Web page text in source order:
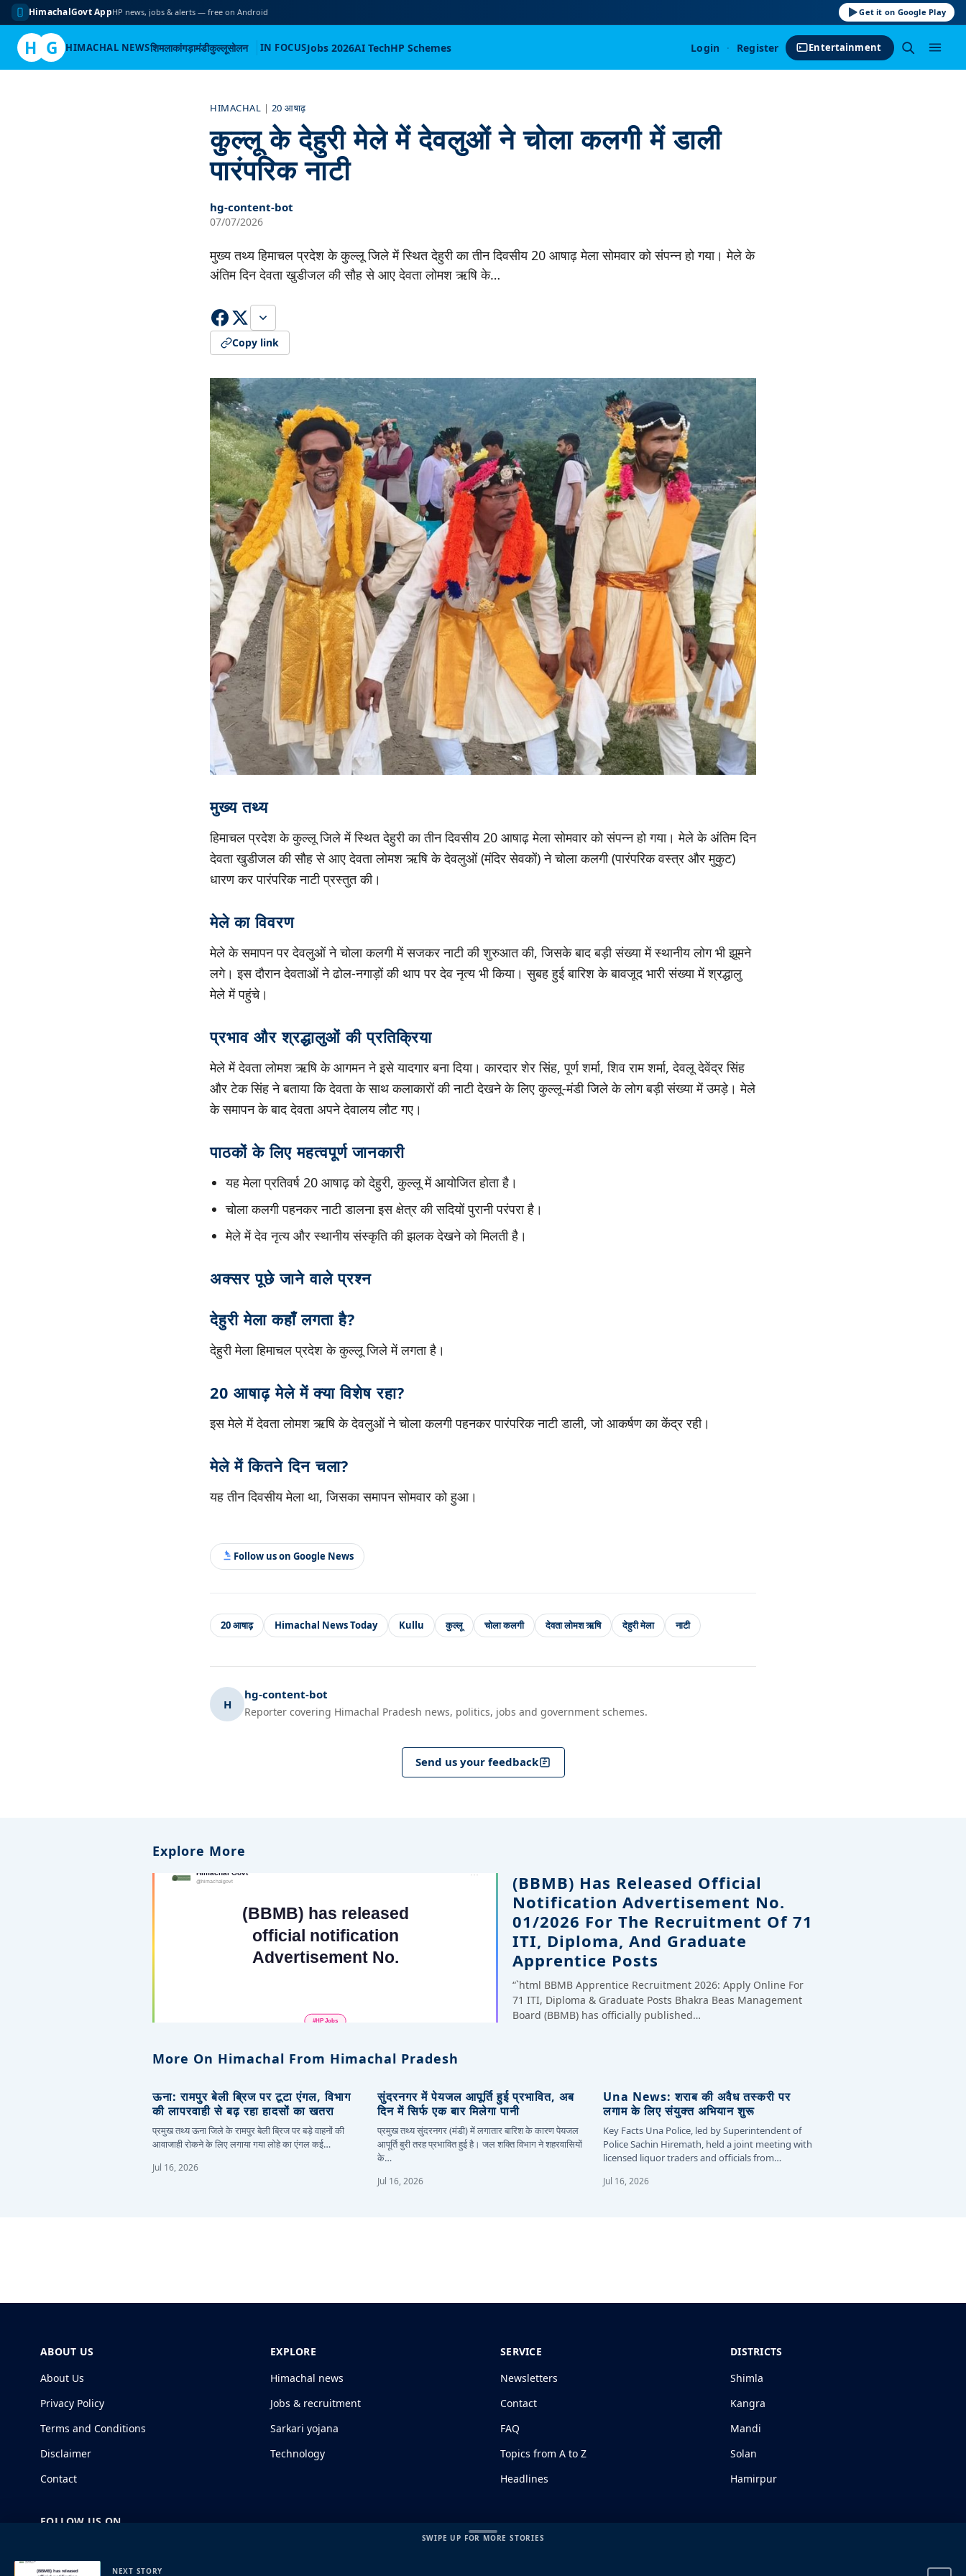
HimachalGovt AppHP news, jobs & alerts — free on Android Get it on Google Play
H G HIMACHAL NEWSशिमलाकांगड़ामंडीकुल्लूसोलन IN FOCUSJobs 2026AI TechHP Schemes Login · Register Entertainment
HIMACHAL | 20 आषाढ़
कुल्लू के देहुरी मेले में देवलुओं ने चोला कलगी में डाली
पारंपरिक नाटी
hg-content-bot
07/07/2026
मुख्य तथ्य हिमाचल प्रदेश के कुल्लू जिले में स्थित देहुरी का तीन दिवसीय 20 आषाढ़ मेला सोमवार को संपन्न हो गया। मेले के
अंतिम दिन देवता खुडीजल की सौह से आए देवता लोमश ऋषि के…
Copy link
मुख्य तथ्य
हिमाचल प्रदेश के कुल्लू जिले में स्थित देहुरी का तीन दिवसीय 20 आषाढ़ मेला सोमवार को संपन्न हो गया। मेले के अंतिम दिन
देवता खुडीजल की सौह से आए देवता लोमश ऋषि के देवलुओं (मंदिर सेवकों) ने चोला कलगी (पारंपरिक वस्त्र और मुकुट)
धारण कर पारंपरिक नाटी प्रस्तुत की।
मेले का विवरण
मेले के समापन पर देवलुओं ने चोला कलगी में सजकर नाटी की शुरुआत की, जिसके बाद बड़ी संख्या में स्थानीय लोग भी झूमने
लगे। इस दौरान देवताओं ने ढोल-नगाड़ों की थाप पर देव नृत्य भी किया। सुबह हुई बारिश के बावजूद भारी संख्या में श्रद्धालु
मेले में पहुंचे।
प्रभाव और श्रद्धालुओं की प्रतिक्रिया
मेले में देवता लोमश ऋषि के आगमन ने इसे यादगार बना दिया। कारदार शेर सिंह, पूर्ण शर्मा, शिव राम शर्मा, देवलू देवेंद्र सिंह
और टेक सिंह ने बताया कि देवता के साथ कलाकारों की नाटी देखने के लिए कुल्लू-मंडी जिले के लोग बड़ी संख्या में उमड़े। मेले
के समापन के बाद देवता अपने देवालय लौट गए।
पाठकों के लिए महत्वपूर्ण जानकारी
यह मेला प्रतिवर्ष 20 आषाढ़ को देहुरी, कुल्लू में आयोजित होता है।
चोला कलगी पहनकर नाटी डालना इस क्षेत्र की सदियों पुरानी परंपरा है।
मेले में देव नृत्य और स्थानीय संस्कृति की झलक देखने को मिलती है।
अक्सर पूछे जाने वाले प्रश्न
देहुरी मेला कहाँ लगता है?
देहुरी मेला हिमाचल प्रदेश के कुल्लू जिले में लगता है।
20 आषाढ़ मेले में क्या विशेष रहा?
इस मेले में देवता लोमश ऋषि के देवलुओं ने चोला कलगी पहनकर पारंपरिक नाटी डाली, जो आकर्षण का केंद्र रही।
मेले में कितने दिन चला?
यह तीन दिवसीय मेला था, जिसका समापन सोमवार को हुआ।
Follow us on Google News
20 आषाढ़ Himachal News Today Kullu कुल्लू चोला कलगी देवता लोमश ऋषि देहुरी मेला नाटी
H
hg-content-bot
Reporter covering Himachal Pradesh news, politics, jobs and government schemes.
Send us your feedback
Explore More
(BBMB) Has Released Official
Notification Advertisement No.
01/2026 For The Recruitment Of 71
ITI, Diploma, And Graduate
Apprentice Posts
“`html BBMB Apprentice Recruitment 2026: Apply Online For
71 ITI, Diploma & Graduate Posts Bhakra Beas Management
Board (BBMB) has officially published…
More On Himachal From Himachal Pradesh
ऊना: रामपुर बेली ब्रिज पर टूटा एंगल, विभाग
की लापरवाही से बढ़ रहा हादसों का खतरा
प्रमुख तथ्य ऊना जिले के रामपुर बेली ब्रिज पर बड़े वाहनों की
आवाजाही रोकने के लिए लगाया गया लोहे का एंगल कई…
Jul 16, 2026
सुंदरनगर में पेयजल आपूर्ति हुई प्रभावित, अब
दिन में सिर्फ एक बार मिलेगा पानी
प्रमुख तथ्य सुंदरनगर (मंडी) में लगातार बारिश के कारण पेयजल
आपूर्ति बुरी तरह प्रभावित हुई है। जल शक्ति विभाग ने शहरवासियों
के…
Jul 16, 2026
Una News: शराब की अवैध तस्करी पर
लगाम के लिए संयुक्त अभियान शुरू
Key Facts Una Police, led by Superintendent of
Police Sachin Hiremath, held a joint meeting with
licensed liquor traders and officials from…
Jul 16, 2026
SWIPE UP FOR MORE STORIES
NEXT STORY
ABOUT US
About Us
Privacy Policy
Terms and Conditions
Disclaimer
Contact
EXPLORE
Himachal news
Jobs & recruitment
Sarkari yojana
Technology
SERVICE
Newsletters
Contact
FAQ
Topics from A to Z
Headlines
DISTRICTS
Shimla
Kangra
Mandi
Solan
Hamirpur
FOLLOW US ON